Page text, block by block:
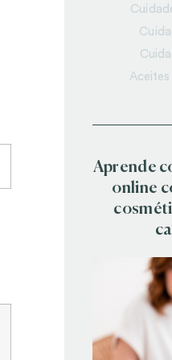
Aceites
Aprende
online